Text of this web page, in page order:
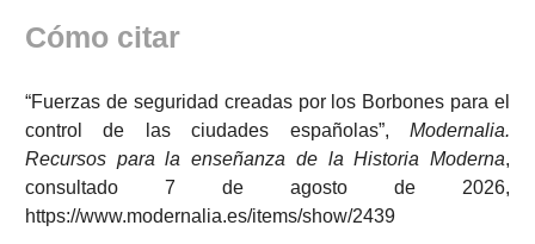
Cómo citar
“Fuerzas de seguridad creadas por los Borbones para el
control de las ciudades españolas”, Modernalia.
Recursos para la enseñanza de la Historia Moderna,
consultado 7 de agosto de 2026,
https://www.modernalia.es/items/show/2439